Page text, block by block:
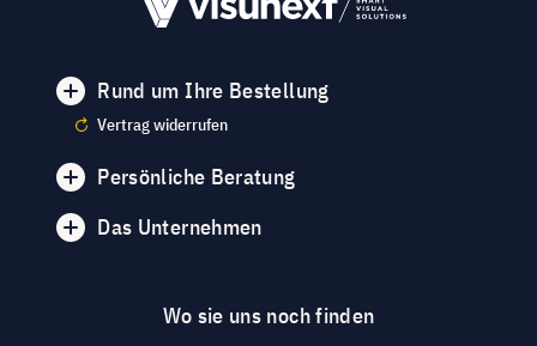
Rund um Ihre Bestellung
Vertrag widerrufen
Persönliche Beratung
Das Unternehmen
Wo sie uns noch finden